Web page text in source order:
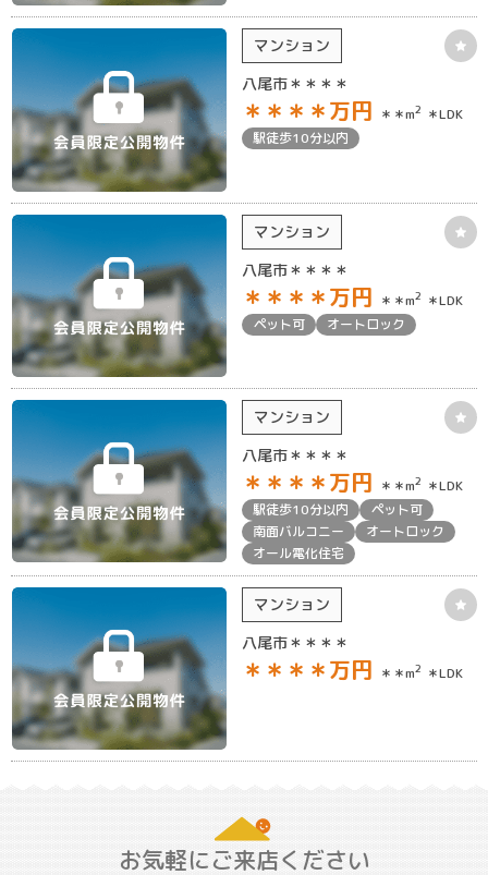
マンション
八尾市＊＊＊＊
＊＊＊＊万円 ＊＊m2 ＊LDK
駅徒歩10分以内
マンション
八尾市＊＊＊＊
＊＊＊＊万円 ＊＊m2 ＊LDK
ペット可
オートロック
マンション
八尾市＊＊＊＊
＊＊＊＊万円 ＊＊m2 ＊LDK
駅徒歩10分以内
ペット可
南面バルコニー
オートロック
オール電化住宅
マンション
八尾市＊＊＊＊
＊＊＊＊万円 ＊＊m2 ＊LDK
お気軽にご来店ください